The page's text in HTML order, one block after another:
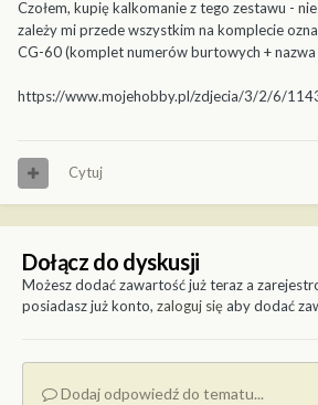
Czołem, kupię kalkomanie z tego zestawu -
zależy mi przede wszystkim na komplecie
CG-60 (komplet numerów burtowych +
https://www.mojehobby.pl/zdjecia/3/2/6/
Cytuj
Dołącz do dyskusji
Możesz dodać zawartość już teraz a
posiadasz już konto, zaloguj sięaby dodać
Dodaj odpowiedź do tematu...